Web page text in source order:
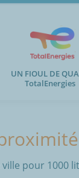
UN FIOUL DE
TotalEnergies
pour 1000